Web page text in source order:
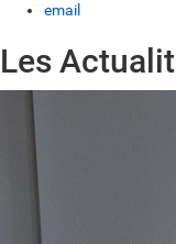
email
Les